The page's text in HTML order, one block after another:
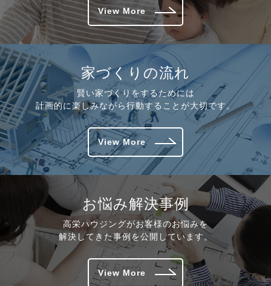
View More
家づくりの流れ
賢い家づくりをするためには
計画的に楽しみながら行動することが大切です。
View More
お悩み解決事例
高栄ハウジングがお客様のお悩みを
解決してきた事例を公開しています。
View More